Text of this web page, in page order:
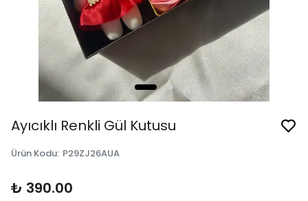
Ayıcıklı Renkli Gül Kutusu
Ürün Kodu: P29ZJ26AUA
₺ 390.00